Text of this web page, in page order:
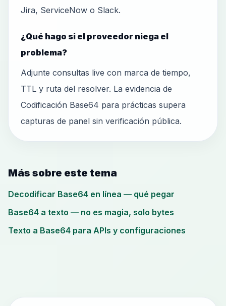
Jira, ServiceNow o Slack.
¿Qué hago si el proveedor niega el
problema?
Adjunte consultas live con marca de tiempo,
TTL y ruta del resolver. La evidencia de
Codificación Base64 para prácticas supera
capturas de panel sin verificación pública.
Más sobre este tema
Decodificar Base64 en línea — qué pegar
Base64 a texto — no es magia, solo bytes
Texto a Base64 para APIs y configuraciones